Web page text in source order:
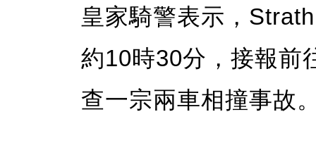
皇家騎警表示，
約10時30分，接報前
查一宗兩車相撞事故